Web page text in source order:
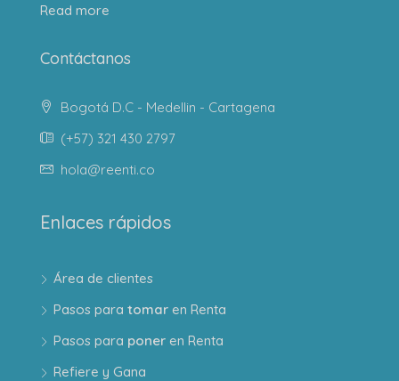
Read more
Contáctanos
Bogotá D.C - Medellin - Cartagena
(+57) 321 430 2797
hola@reenti.co
Enlaces rápidos
Área de clientes
Pasos para tomar en Renta
Pasos para poner en Renta
Refiere y Gana